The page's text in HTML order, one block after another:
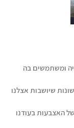
ומשתמשים בה
שיושבות אצלנו
האצבעות בעודנו